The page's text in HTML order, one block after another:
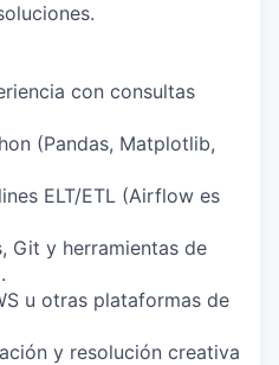
con consultas
(Pandas, Matplotlib,
ELT/ETL (Airflow es
Git y herramientas de
u otras plataformas de
y resolución creativa